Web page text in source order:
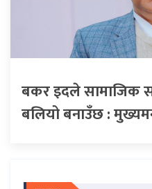
बकर इदले सामाजिक
बलियो बनाउँछ :